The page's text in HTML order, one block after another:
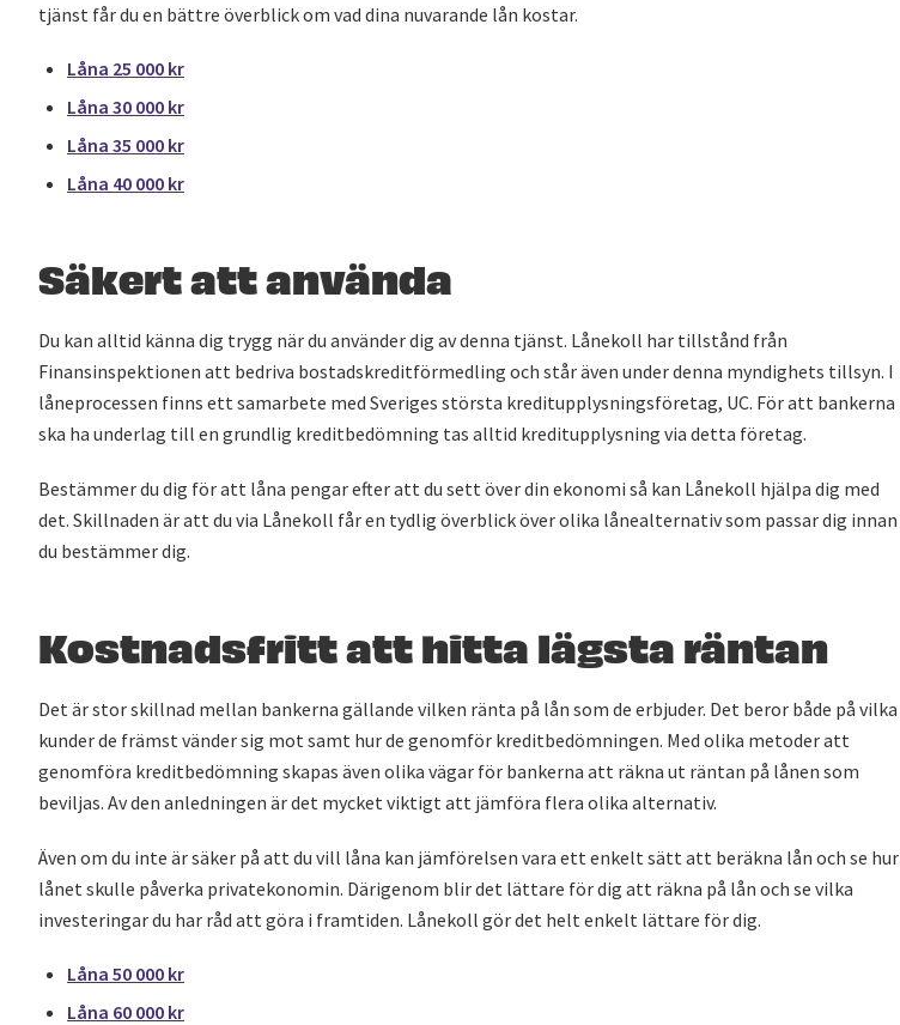
tjänst får du en bättre överblick om vad dina nuvarande lån kostar.
Låna 25 000 kr
Låna 30 000 kr
Låna 35 000 kr
Låna 40 000 kr
Säkert att använda
Du kan alltid känna dig trygg när du använder dig av denna tjänst. Lånekoll har tillstånd från
Finansinspektionen att bedriva bostadskreditförmedling och står även under denna myndighets tillsyn. I
låneprocessen finns ett samarbete med Sveriges största kreditupplysningsföretag, UC. För att bankerna
ska ha underlag till en grundlig kreditbedömning tas alltid kreditupplysning via detta företag.
Bestämmer du dig för att låna pengar efter att du sett över din ekonomi så kan Lånekoll hjälpa dig med
det. Skillnaden är att du via Lånekoll får en tydlig överblick över olika lånealternativ som passar dig innan
du bestämmer dig.
Kostnadsfritt att hitta lägsta räntan
Det är stor skillnad mellan bankerna gällande vilken ränta på lån som de erbjuder. Det beror både på vilka
kunder de främst vänder sig mot samt hur de genomför kreditbedömningen. Med olika metoder att
genomföra kreditbedömning skapas även olika vägar för bankerna att räkna ut räntan på lånen som
beviljas. Av den anledningen är det mycket viktigt att jämföra flera olika alternativ.
Även om du inte är säker på att du vill låna kan jämförelsen vara ett enkelt sätt att beräkna lån och se hur
lånet skulle påverka privatekonomin. Därigenom blir det lättare för dig att räkna på lån och se vilka
investeringar du har råd att göra i framtiden. Lånekoll gör det helt enkelt lättare för dig.
Låna 50 000 kr
Låna 60 000 kr